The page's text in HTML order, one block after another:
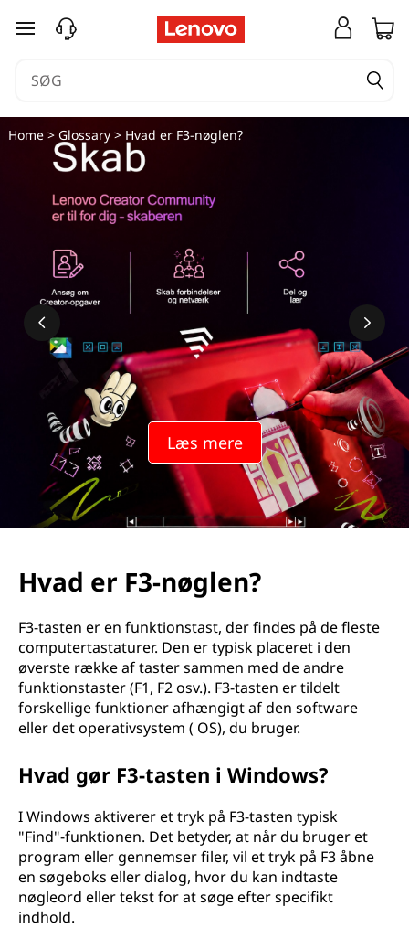
spring til hovedindhold
Læs mere
Home> Glossary> Hvad er F3-nøglen?
Hvad er F3-nøglen?
F3-tasten er en funktionstast, der findes på de fleste
computertastaturer. Den er typisk placeret i den
øverste række af taster sammen med de andre
funktionstaster (F1, F2 osv.). F3-tasten er tildelt
forskellige funktioner afhængigt af den software
eller det operativsystem ( OS), du bruger.
Hvad gør F3-tasten i Windows?
I Windows aktiverer et tryk på F3-tasten typisk
"Find"-funktionen. Det betyder, at når du bruger et
program eller gennemser filer, vil et tryk på F3 åbne
en søgeboks eller dialog, hvor du kan indtaste
nøgleord eller tekst for at søge efter specifikt
indhold.